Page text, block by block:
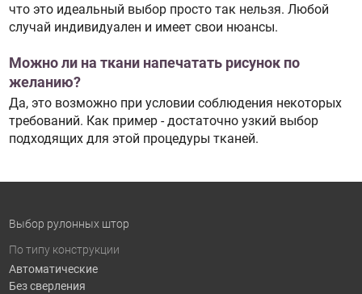
что это идеальный выбор просто так нельзя. Любой
случай индивидуален и имеет свои нюансы.
Можно ли на ткани напечатать рисунок по
желанию?
Да, это возможно при условии соблюдения некоторых
требований. Как пример - достаточно узкий выбор
подходящих для этой процедуры тканей.
Выбор рулонных штор
По типу конструкции
Автоматические
Без сверления